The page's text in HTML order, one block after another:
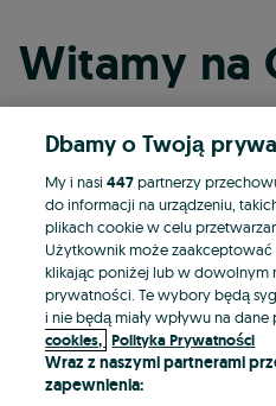
Witamy na
Kontynuuj
Kontynuuj
Kontynuuj
Dbamy o Twoją
My i nasi447partnerzy
do informacji na urządzeniu,
plikach cookie w celu
Użytkownik może zaakceptować
klikając poniżej lub w dowolnym
prywatności. Te wybory będą
i nie będą miały wpływu na dane
cookies, Polityka Prywatności
Wraz z naszymi partnerami
zapewnienia: